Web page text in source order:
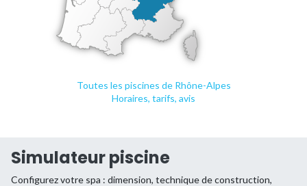
Toutes les piscines de Rhône-Alpes
Horaires, tarifs, avis
Simulateur piscine
Configurez votre spa : dimension, technique de construction,